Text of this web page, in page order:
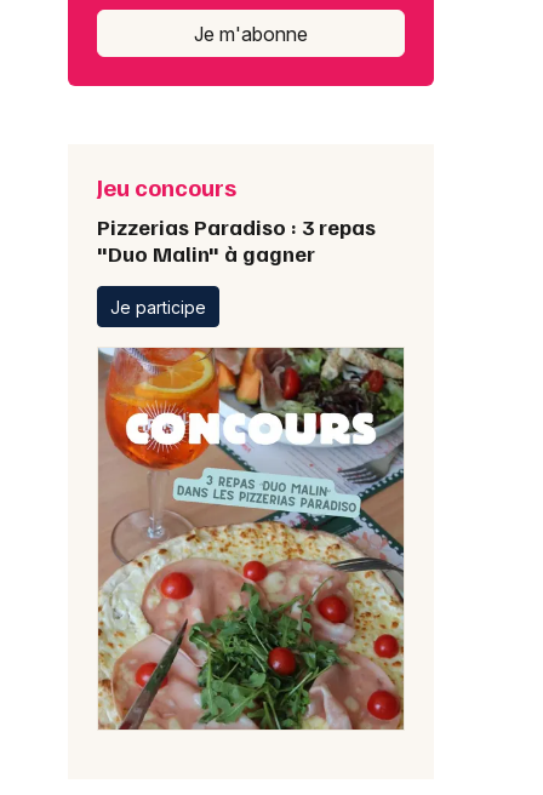
Je m'abonne
Jeu concours
Pizzerias Paradiso : 3 repas
"Duo Malin" à gagner
Je participe